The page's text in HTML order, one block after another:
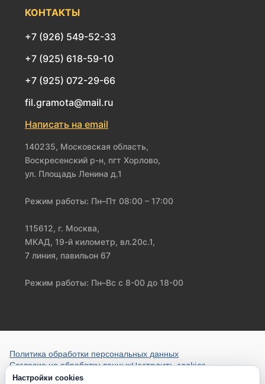
КОНТАКТЫ
+7 (926) 549-52-33
+7 (925) 618-59-10
+7 (925) 072-29-66
fil.gramota@mail.ru
Написать на email
140235, Московская область,
Воскресенский р-н, пгт Хорлово,
ул. Площадь Ленина д.1
Режим работы: Пн–Пт 08:00 – 17:00
115612, г. Москва,
МКАД, 19-й километр, вл.20с.1,
7 линия, павильон 67
Режим работы: Пн–Вс с 8-00 до 18-00
Политика обработки персональных данных
Согласие на обработку данныхНастроить cookies
Настройки cookies